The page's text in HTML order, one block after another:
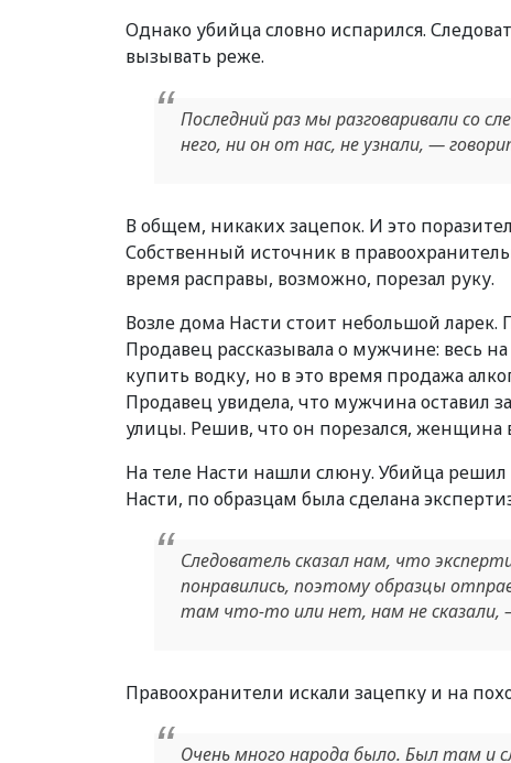
Однако убийца словно испарился.
вызывать реже.
Последний раз мы разговаривали со
него, ни он от нас, не узнали, —
В общем, никаких зацепок. И это
Собственный источник в
время расправы, возможно, порезал руку.
Возле дома Насти стоит небольшой
Продавец рассказывала о мужчине: весь
купить водку, но в это время продажа
Продавец увидела, что мужчина оставил
улицы. Решив, что он порезался, женщина
На теле Насти нашли слюну. Убийца
Насти, по образцам была сделана
Следователь сказал нам, что
понравились, поэтому образцы
там что-то или нет, нам не сказали,
Правоохранители искали зацепку и на
Очень много народа было. Был там и